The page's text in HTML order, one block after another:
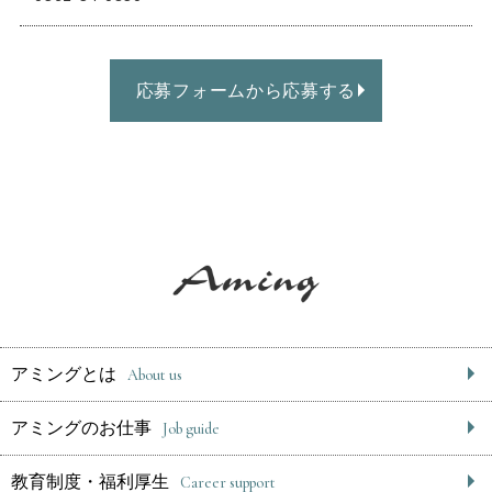
応募フォームから応募する
アミングとは About us
アミングのお仕事 Job guide
教育制度・福利厚生 Career support